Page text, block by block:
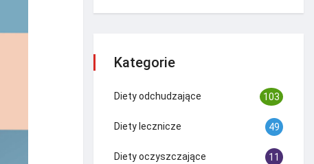
Kategorie
Diety odchudzające 103
Diety lecznicze 49
Diety oczyszczające 11